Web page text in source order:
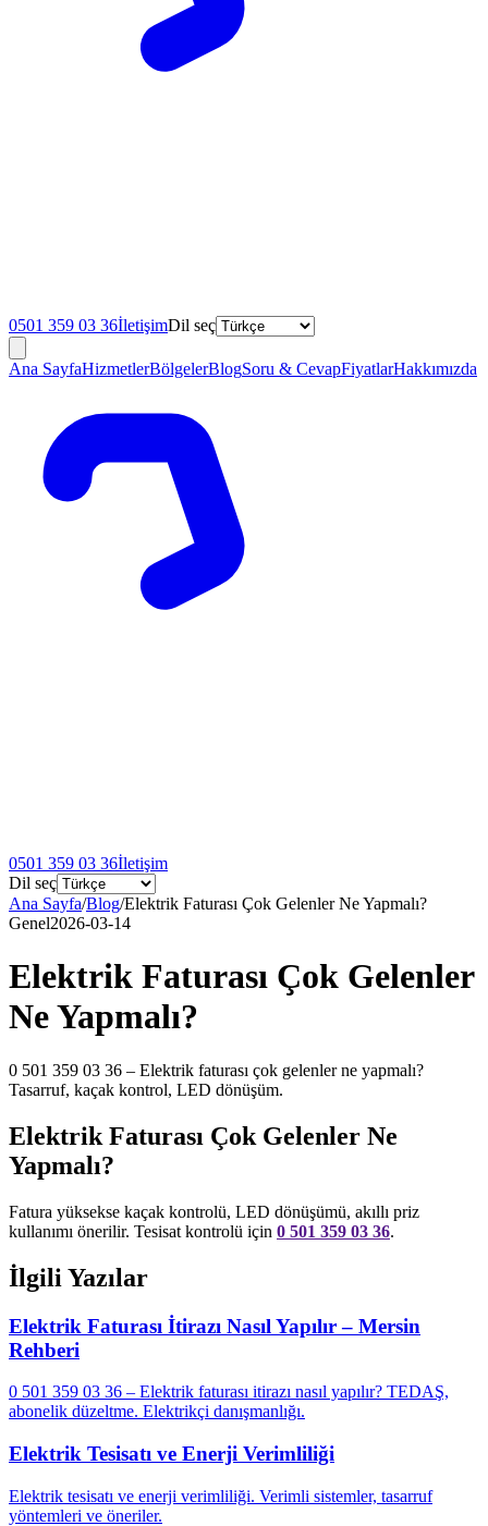
0501 359 03 36İletişimDil seç
Ana SayfaHizmetlerBölgelerBlogSoru & CevapFiyatlarHakkımızda
0501 359 03 36İletişim
Dil seç
Ana Sayfa/Blog/Elektrik Faturası Çok Gelenler Ne Yapmalı?
Genel2026-03-14
Elektrik Faturası Çok Gelenler
Ne Yapmalı?
0 501 359 03 36 – Elektrik faturası çok gelenler ne yapmalı?
Tasarruf, kaçak kontrol, LED dönüşüm.
Elektrik Faturası Çok Gelenler Ne
Yapmalı?
Fatura yüksekse kaçak kontrolü, LED dönüşümü, akıllı priz
kullanımı önerilir. Tesisat kontrolü için 0 501 359 03 36.
İlgili Yazılar
Elektrik Faturası İtirazı Nasıl Yapılır – Mersin
Rehberi
0 501 359 03 36 – Elektrik faturası itirazı nasıl yapılır? TEDAŞ,
abonelik düzeltme. Elektrikçi danışmanlığı.
Elektrik Tesisatı ve Enerji Verimliliği
Elektrik tesisatı ve enerji verimliliği. Verimli sistemler, tasarruf
yöntemleri ve öneriler.